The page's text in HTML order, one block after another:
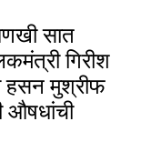
सात
गिरीश
हसन मुश्रीफ
औषधांची